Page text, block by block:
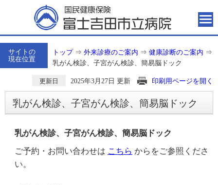
サイトの
現在位置
トップ⇒外来診療のご案内 ⇒健康診断のご案内 ⇒
乳がん検診、子宮がん検診、簡易脳ドック
更新日 2025年3月27日 更新 印刷用ページを開く
乳がん検診、子宮がん検診、簡易脳ドック
乳がん検診、子宮がん検診、簡易脳ドック
ご予約・お問い合わせは こちら からをご参照くださ
い。